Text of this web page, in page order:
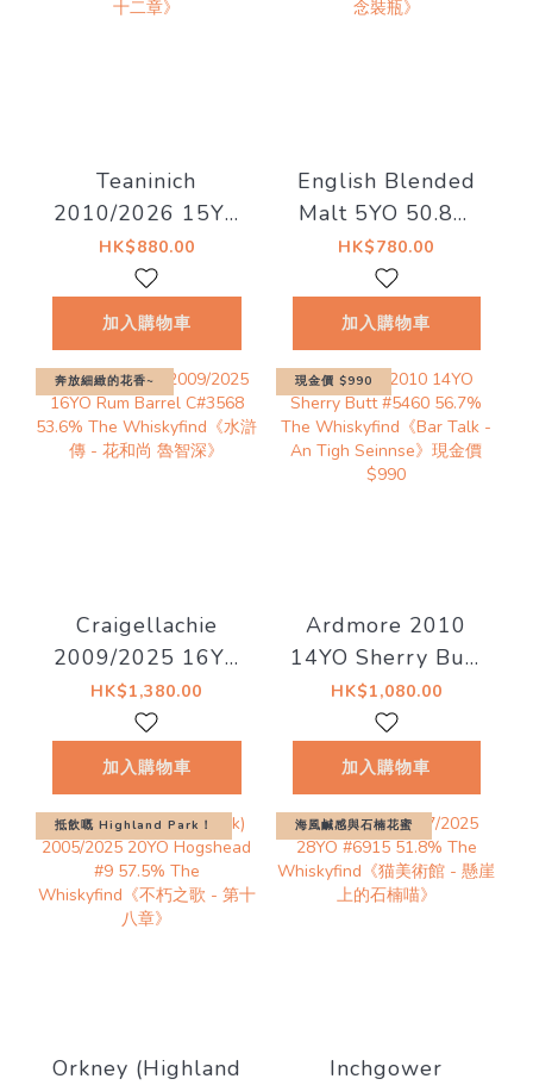
Teaninich
2010/2026 15YO
#721400 58.4%
The
Whiskyfind《不朽
HK$880.00
加入購物車
English Blended
Malt 5YO 50.8%
The
Whiskyfind《2026
秩父祭紀念裝瓶》
HK$780.00
加入購物車
奔放細緻的花香~
Craigellachie
2009/2025 16YO
Rum Barrel
C#3568 53.6%
The
傳 - 花和尚 魯智
深》
HK$1,380.00
加入購物車
現金價 $990
Ardmore 2010
14YO Sherry Butt
#5460 56.7% The
Whiskyfind《Bar
Talk - An Tigh
$990
HK$1,080.00
加入購物車
抵飲嘅 Highland Park！
Orkney (Highland
海風鹹感與石楠花蜜
Inchgower